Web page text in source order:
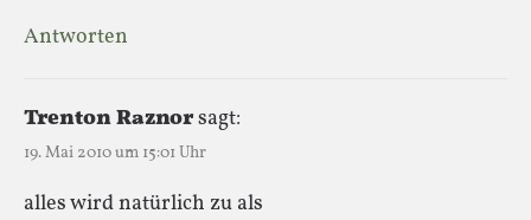
Antworten
Trenton Raznorsagt:
19. Mai 2010 um 15:01 Uhr
alles wird natürlich zu als